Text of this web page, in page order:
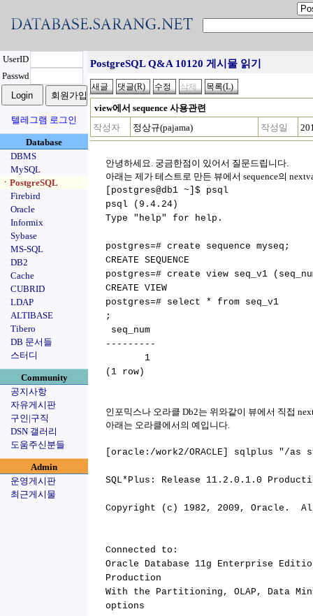
UserID
Passwd
텔레그램 로그인
Database
DBMS
MySQL
ㆍPostgreSQL
Firebird
Oracle
Informix
Sybase
MS-SQL
DB2
Cache
CUBRID
LDAP
ALTIBASE
Tibero
DB 문서들
스터디
Community
공지사항
자유게시판
구인|구직
DSN 갤러리
도움주신분들
Admin
운영게시판
최근게시물
PostgreSQL Q&A 10120 게시물 읽기
view에서 sequence 사용관련
작성자
정상규(pajama) 작성일
안녕하세요. 궁금한점이 있어서 질문드립니다.
아래는 제가 테스트로 만든 뷰에서 sequence의
[postgres@db1 ~]$ psql
psql (9.4.24)
Type "help" for help.
postgres=# create sequence myseq;
CREATE SEQUENCE
postgres=# create view seq_v1
CREATE VIEW
postgres=# select * from seq_v1
;
seq_num
---------
1
(1 row)
인포믹스나 오라클 Db2는 위와같이 뷰에서 직접
아래는 오라클에서의 예입니다.
[oracle:/work2/ORACLE] sqlplus "/as
SQL*Plus: Release 11.2.0.1.0
Copyright (c) 1982, 2009, Oracle.
Connected to:
Oracle Database 11g Enterprise
Production
With the Partitioning, OLAP, Data
options